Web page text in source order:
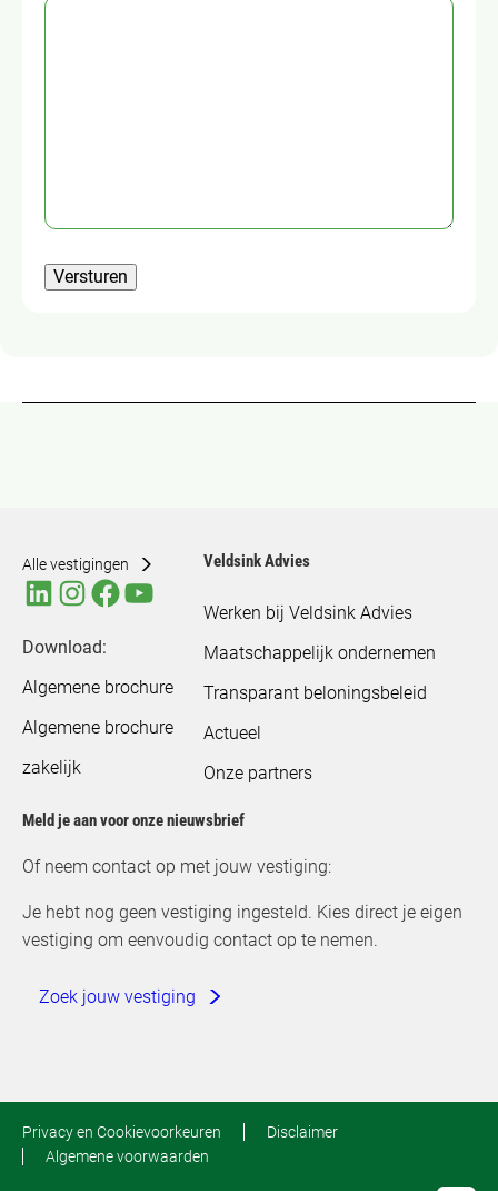
Versturen
Alle vestigingen
Download:
Algemene brochure
Algemene brochure
zakelijk
Veldsink Advies
Werken bij Veldsink Advies
Maatschappelijk ondernemen
Transparant beloningsbeleid
Actueel
Onze partners
Meld je aan voor onze nieuwsbrief
Of neem contact op met jouw vestiging:
Je hebt nog geen vestiging ingesteld. Kies direct je eigen
vestiging om eenvoudig contact op te nemen.
Zoek jouw vestiging
Privacy en Cookievoorkeuren
Disclaimer
Algemene voorwaarden